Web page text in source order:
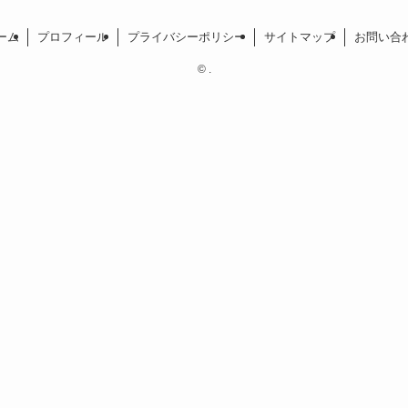
ム プロフィール プライバシーポリシー サイトマップ お問い合
©.